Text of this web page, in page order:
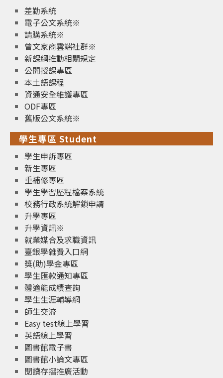
差勤系統
電子公文系統※
請購系統※
曾文家商雲端社群※
新課綱推動相關規定
公開授課專區
本土語課程
資通安全維護專區
ODF專區
舊版公文系統※
學生專區 Student
學生申訴專區
新生專區
重補修專區
學生學習歷程檔案系統
校務行政系統解鎖申請
升學專區
升學資訊※
就業媒合及求職資訊
臺銀學雜費入口網
獎(助)學金專區
學生匯款通知專區
體適能成績查詢
學生生涯輔導網
師生交流
Easy test線上學習
英語線上學習
圖書館電子書
圖書館小論文專區
閱讀存摺推廣活動